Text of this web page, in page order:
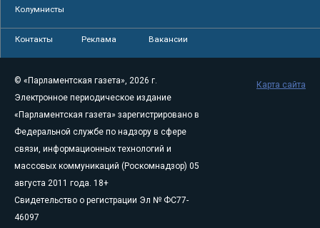
Колумнисты
Контакты Реклама Вакансии
© «Парламентская газета», 2026 г.
Электронное периодическое издание
«Парламентская газета» зарегистрировано в
Федеральной службе по надзору в сфере
связи, информационных технологий и
массовых коммуникаций (Роскомнадзор) 05
августа 2011 года. 18+
Свидетельство о регистрации Эл № ФС77-
46097
Карта сайта